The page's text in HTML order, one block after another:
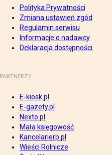
Polityka Prywatności
Zmiana ustawień zgód
Regulamin serwisu
Informacje o nadawcy
Deklaracja dostępności
PARTNERZY
E-kiosk.pl
E-gazety.pl
Nexto.pl
Mała księgowość
Kancelarierp.pl
Wieści Rolnicze